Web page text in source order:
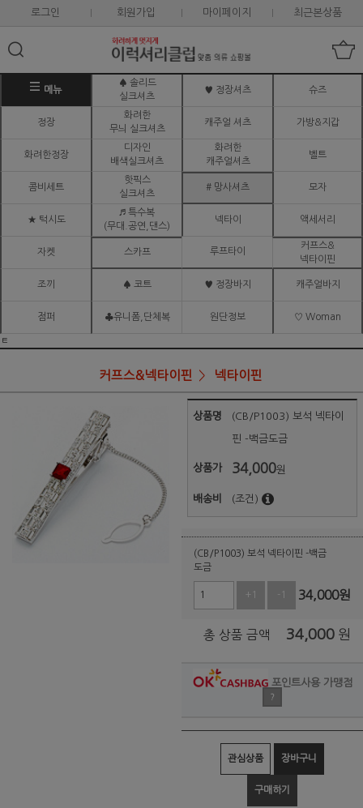
로그인 회원가입 마이페이지 최근본상품
메뉴
♠ 솔리드
실크셔츠
♥ 정장셔츠 슈즈
정장
화려한
무늬 실크셔츠
캐주얼 셔츠 가방&지갑
화려한정장
디자인
배색실크셔츠
화려한
캐주얼셔츠
벨트
콤비세트
핫픽스
실크셔츠
# 망사셔츠 모자
★ 턱시도
♬ 특수복
(무대.공연,댄스)
넥타이 액세서리
자켓 스카프 루프타이
커프스&
넥타이핀
조끼 ♠ 코트 ♥ 정장바지 캐주얼바지
점퍼 ♣유니폼,단체복 원단정보 ♡ Woman
ㅌ
커프스&넥타이핀 넥타이핀
상품명 (CB/P1003) 보석 넥타이
핀 -백금도금
상품가 34,000원
배송비 (조건)
(CB/P1003) 보석 넥타이핀 -백금
도금
+1 -1 34,000원
총 상품 금액 34,000 원
포인트사용 가맹점
?
관심상품 장바구니
구매하기